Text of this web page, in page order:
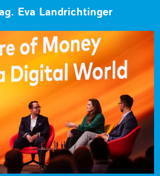
Eva Landrichtinger